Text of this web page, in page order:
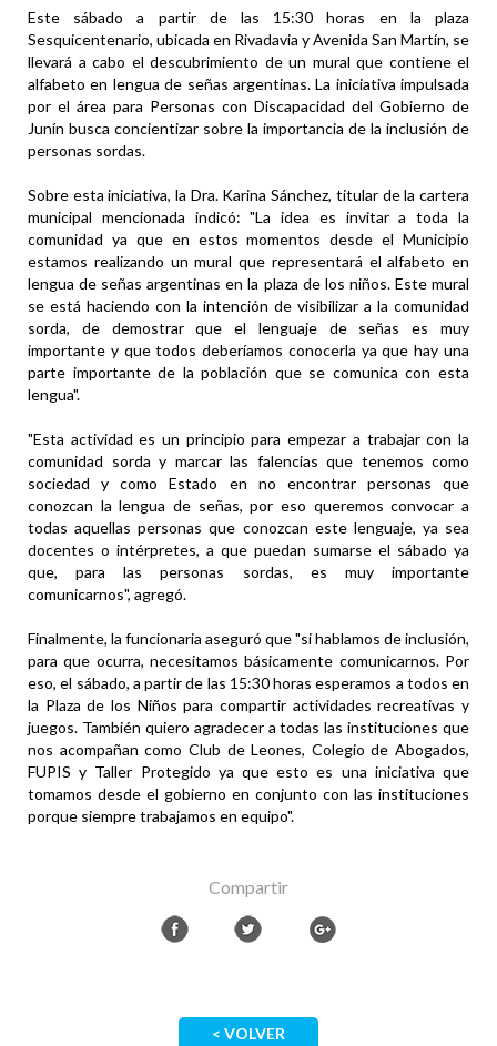
Este sábado a partir de las 15:30 horas en la plaza
Sesquicentenario, ubicada en Rivadavia y Avenida San Martín, se
llevará a cabo el descubrimiento de un mural que contiene el
alfabeto en lengua de señas argentinas. La iniciativa impulsada
por el área para Personas con Discapacidad del Gobierno de
Junín busca concientizar sobre la importancia de la inclusión de
personas sordas.
Sobre esta iniciativa, la Dra. Karina Sánchez, titular de la cartera
municipal mencionada indicó: "La idea es invitar a toda la
comunidad ya que en estos momentos desde el Municipio
estamos realizando un mural que representará el alfabeto en
lengua de señas argentinas en la plaza de los niños. Este mural
se está haciendo con la intención de visibilizar a la comunidad
sorda, de demostrar que el lenguaje de señas es muy
importante y que todos deberíamos conocerla ya que hay una
parte importante de la población que se comunica con esta
lengua".
"Esta actividad es un principio para empezar a trabajar con la
comunidad sorda y marcar las falencias que tenemos como
sociedad y como Estado en no encontrar personas que
conozcan la lengua de señas, por eso queremos convocar a
todas aquellas personas que conozcan este lenguaje, ya sea
docentes o intérpretes, a que puedan sumarse el sábado ya
que, para las personas sordas, es muy importante
comunicarnos", agregó.
Finalmente, la funcionaria aseguró que "si hablamos de inclusión,
para que ocurra, necesitamos básicamente comunicarnos. Por
eso, el sábado, a partir de las 15:30 horas esperamos a todos en
la Plaza de los Niños para compartir actividades recreativas y
juegos. También quiero agradecer a todas las instituciones que
nos acompañan como Club de Leones, Colegio de Abogados,
FUPIS y Taller Protegido ya que esto es una iniciativa que
tomamos desde el gobierno en conjunto con las instituciones
porque siempre trabajamos en equipo".
Compartir
< VOLVER